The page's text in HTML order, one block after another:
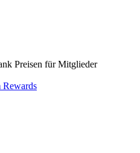
Preisen für Mitglieder
Rewards